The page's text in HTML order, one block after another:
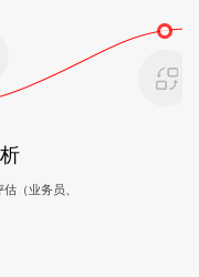
（业务员、